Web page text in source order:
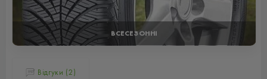
ВСЕСЕЗОННІ
Відгуки (2)